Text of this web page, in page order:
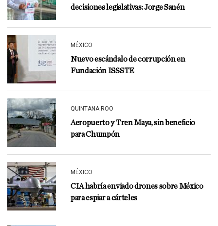
decisiones legislativas: Jorge Sanén
MÉXICO
Nuevo escándalo de corrupción en
Fundación ISSSTE
QUINTANA ROO
Aeropuerto y Tren Maya, sin beneficio
para Chumpón
MÉXICO
CIA habría enviado drones sobre México
para espiar a cárteles